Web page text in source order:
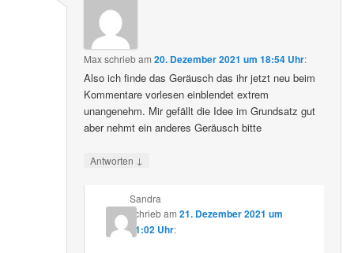
Maxschriebam20. Dezember 2021 um 18:54 Uhr:
Also ich finde das Geräusch das ihr jetzt neu beim
Kommentare vorlesen einblendet extrem
unangenehm. Mir gefällt die Idee im Grundsatz gut
aber nehmt ein anderes Geräusch bitte
Antworten ↓
Sandra
schriebam 21. Dezember 2021 um
21:02 Uhr: